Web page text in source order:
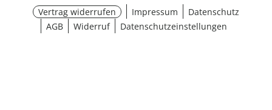
Vertrag widerrufen Impressum
Datenschutz
AGB
Widerruf Datenschutzeinstellungen